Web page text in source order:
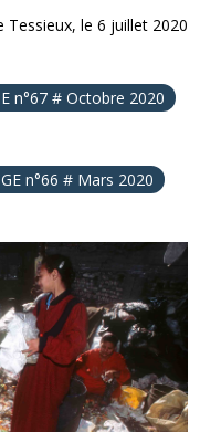
Tessieux, le 6 juillet 2020
n°67 # Octobre 2020
n°66 # Mars 2020